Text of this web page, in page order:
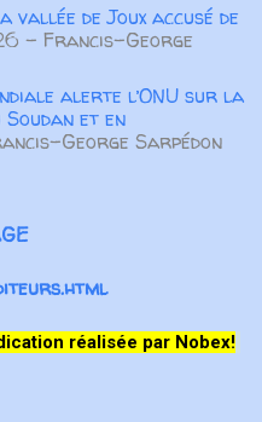
au Congo à l’âge de
ans ? Maria
sûr! Née esclave en
[...] sa p...
vallée de Joux accusé de
- Francis-George
alerte l’ONU sur la
et en
George Sarpédon
réalisée par Nobex!